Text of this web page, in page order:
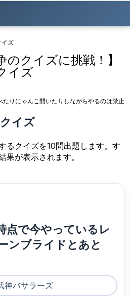
イズ
のクイズに挑戦！】
イズ
りにゃんこ開いたりしながらやるのは禁止
イズ
るクイズを10問出題します。す
果が表示されます。
点で今やっているレ
ンブライドとあと
神バサラーズ